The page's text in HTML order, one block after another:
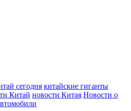
сегодня китайские гиганты
Китай новости Китая Новости о